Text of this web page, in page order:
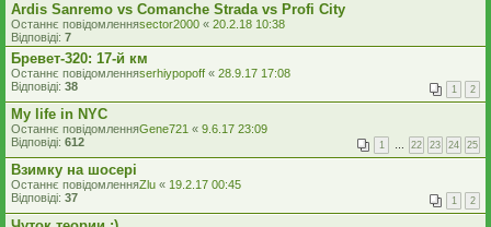
Ardis Sanremo vs Comanche Strada vs Profi City
Останнє повідомленняsector2000 « 20.2.18 10:38
Відповіді: 7
Бревет-320: 17-й км
Останнє повідомленняserhiypopoff « 28.9.17 17:08
Відповіді: 38 1 2
My life in NYC
Останнє повідомленняGene721 « 9.6.17 23:09
Відповіді: 612 1 … 22 23 24 25
Взимку на шосері
Останнє повідомленняZlu « 19.2.17 00:45
Відповіді: 37 1 2